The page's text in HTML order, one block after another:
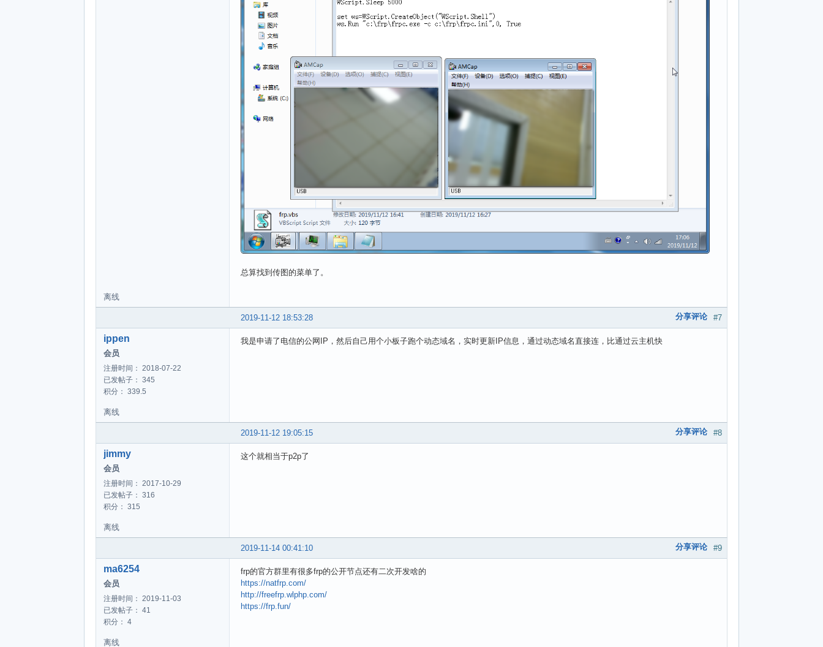
总算找到传图的菜单了。
离线
#7
2019-11-12 18:53:28 分享评论
ippen
会员
注册时间： 2018-07-22
已发帖子： 345
积分： 339.5
我是申请了电信的公网IP，然后自己用个小板子跑个动态域名，实时更新IP信息，通过动态域名直接连，比通过云主机快
离线
#8
2019-11-12 19:05:15 分享评论
jimmy
会员
注册时间： 2017-10-29
已发帖子： 316
积分： 315
这个就相当于p2p了
离线
#9
2019-11-14 00:41:10 分享评论
ma6254
会员
注册时间： 2019-11-03
已发帖子： 41
积分： 4
frp的官方群里有很多frp的公开节点还有二次开发啥的
https://natfrp.com/
http://freefrp.wlphp.com/
https://frp.fun/
离线